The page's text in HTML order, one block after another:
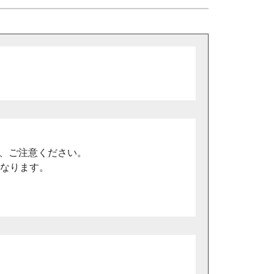
ご注意ください。
ります。